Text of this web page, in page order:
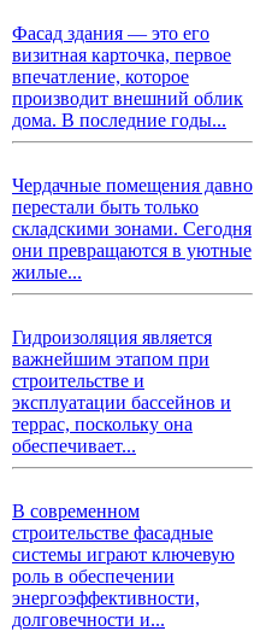
Фасад здания — это его
визитная карточка, первое
впечатление, которое
производит внешний облик
дома. В последние годы...
Чердачные помещения давно
перестали быть только
складскими зонами. Сегодня
они превращаются в уютные
жилые...
Гидроизоляция является
важнейшим этапом при
строительстве и
эксплуатации бассейнов и
террас, поскольку она
обеспечивает...
В современном
строительстве фасадные
системы играют ключевую
роль в обеспечении
энергоэффективности,
долговечности и...